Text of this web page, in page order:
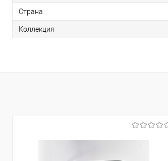
Страна
Коллекция